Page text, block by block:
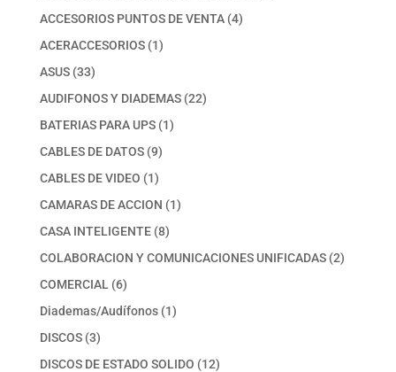
ACCESORIOS PUNTOS DE VENTA 44
ACERACCESORIOS 11
ASUS 3333
productos
AUDIFONOS Y DIADEMAS 2222
BATERIAS PARA UPS 11
CABLES DE DATOS 99
productos
CABLES DE VIDEO 11
producto
CAMARAS DE ACCION 11
CASA INTELIGENTE 88
productos
COLABORACION Y COMUNICACIONES UNIFICADAS 22
COMERCIAL 66
productos
Diademas/Audífonos 11
DISCOS 33
productos
DISCOS DE ESTADO SOLIDO 1212